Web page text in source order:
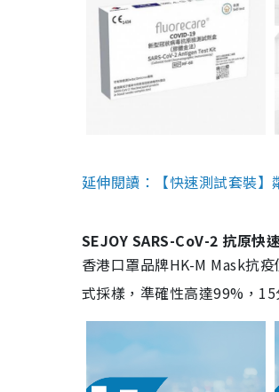
延伸閱讀：【快速測試套裝
SEJOY SARS-CoV-2 抗原快
香港口罩品牌HK-M Mask抗
式採樣，準確性高達99%，